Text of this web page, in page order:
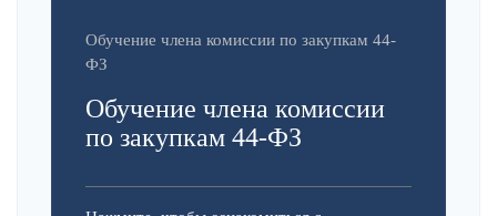
Обучение члена комиссии по закупкам 44-
ФЗ
Обучение члена комиссии
по закупкам 44-ФЗ